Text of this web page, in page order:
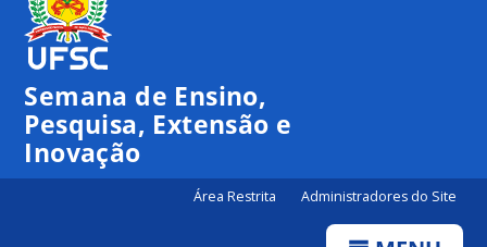
Semana de Ensino,
Pesquisa, Extensão e
Inovação
Área Restrita Administradores do Site